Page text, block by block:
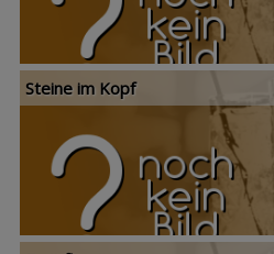
Steine im Kopf